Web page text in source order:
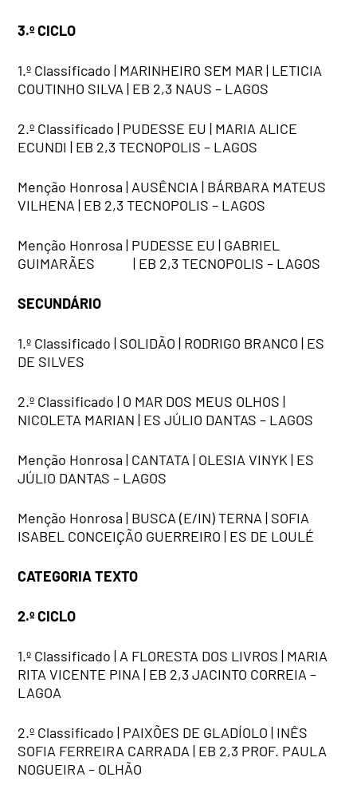
3.º CICLO
1.º Classificado | MARINHEIRO SEM MAR | LETICIA
COUTINHO SILVA | EB 2,3 NAUS – LAGOS
2.º Classificado | PUDESSE EU | MARIA ALICE
ECUNDI | EB 2,3 TECNOPOLIS – LAGOS
Menção Honrosa | AUSÊNCIA | BÁRBARA MATEUS
VILHENA | EB 2,3 TECNOPOLIS – LAGOS
Menção Honrosa | PUDESSE EU | GABRIEL
GUIMARÃES | EB 2,3 TECNOPOLIS – LAGOS
SECUNDÁRIO
1.º Classificado | SOLIDÃO | RODRIGO BRANCO | ES
DE SILVES
2.º Classificado | O MAR DOS MEUS OLHOS |
NICOLETA MARIAN | ES JÚLIO DANTAS – LAGOS
Menção Honrosa | CANTATA | OLESIA VINYK | ES
JÚLIO DANTAS – LAGOS
Menção Honrosa | BUSCA (E/IN) TERNA | SOFIA
ISABEL CONCEIÇÃO GUERREIRO | ES DE LOULÉ
CATEGORIA TEXTO
2.º CICLO
1.º Classificado | A FLORESTA DOS LIVROS | MARIA
RITA VICENTE PINA | EB 2,3 JACINTO CORREIA –
LAGOA
2.º Classificado | PAIXÕES DE GLADÍOLO | INÊS
SOFIA FERREIRA CARRADA | EB 2,3 PROF. PAULA
NOGUEIRA – OLHÃO